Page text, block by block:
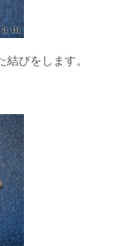
びをします。